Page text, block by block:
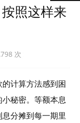
照这样来
次
计算方法感到困
秘密。等额本息
分摊到每一期里